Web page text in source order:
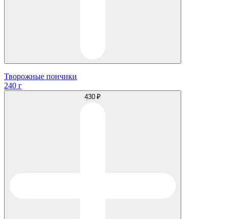
Творожные пончики
240 г
430 ₽